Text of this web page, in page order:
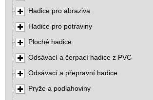
Hadice pro abraziva
Hadice pro potraviny
Ploché hadice
Odsávací a čerpací hadice z PVC
Odsávací a přepravní hadice
Pryže a podlahoviny